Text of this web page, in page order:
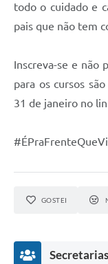
todo o cuidado e
pais que não tem
Inscreva-se e não
para os cursos
31 de janeiro no
GOSTEI